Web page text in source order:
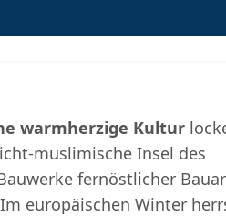
warmherzige Kultur
muslimische Insel des
fernöstlicher
europäischen Winter